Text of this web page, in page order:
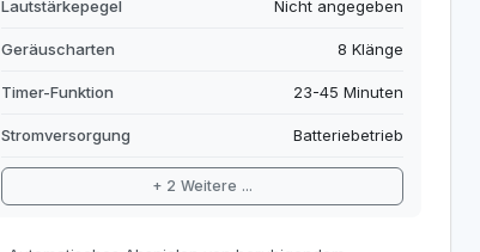
Lautstärkepegel Nicht angegeben
Geräuscharten 8 Klänge
Timer-Funktion 23-45 Minuten
Stromversorgung Batteriebetrieb
+ 2 Weitere ...